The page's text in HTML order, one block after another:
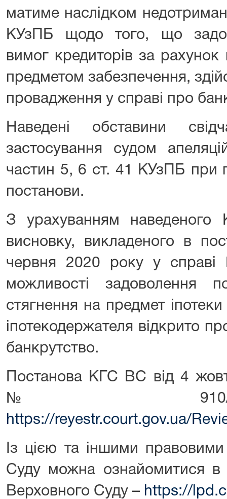
матиме наслідком
КУзПБ щодо того, що
вимог кредиторів за
предметом забезпечення,
провадження у справі про
Наведені обставини
застосування судом
частин 5, 6 ст. 41 КУзПБ при
постанови.
З урахуванням наведеного
висновку, викладеного в
червня 2020 року у
можливості задоволення
стягнення на предмет
іпотекодержателя відкрито
банкрутство.
Постанова КГС ВС від 4
№ 910/
https://reyestr.court.gov.ua/
Із цією та іншими
Суду можна ознайомитися в
Верховного Суду – https://